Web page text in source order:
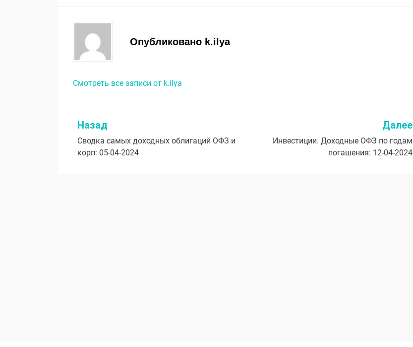
Опубликовано k.ilya
Смотреть все записи от k.ilya
Навигация
по
Назад
Сводка самых доходных облигаций ОФЗ и
корп: 05-04-2024
Далее
Инвестиции. Доходные ОФЗ по годам
погашения: 12-04-2024